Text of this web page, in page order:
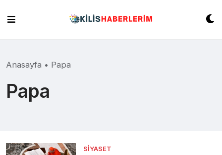
content
Anasayfa • Papa
Papa
SIYASET